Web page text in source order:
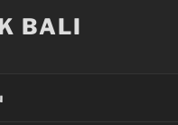
BALI